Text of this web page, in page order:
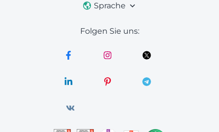
Sprache
Folgen Sie uns: